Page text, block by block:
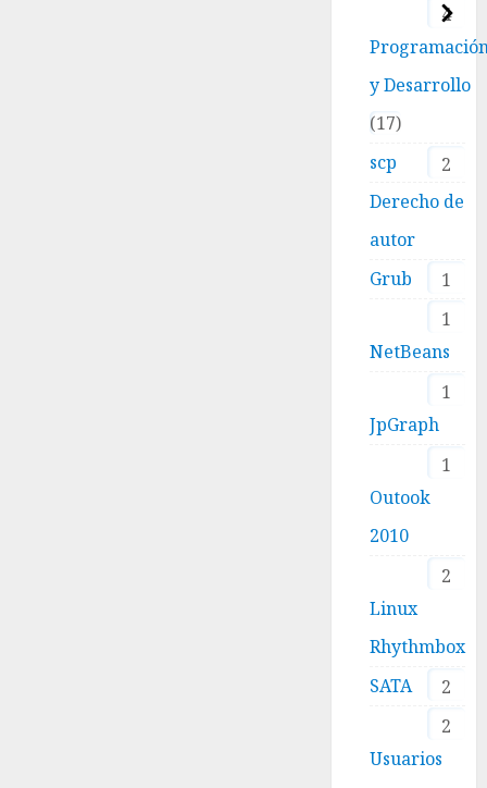
4
y Desarrollo
17
scp
2
Derecho de
autor
1
Grub
1
NetBeans
1
JpGraph
1
Outook
2010
2
Linux
Rhythmbox
2
SATA
2
Usuarios